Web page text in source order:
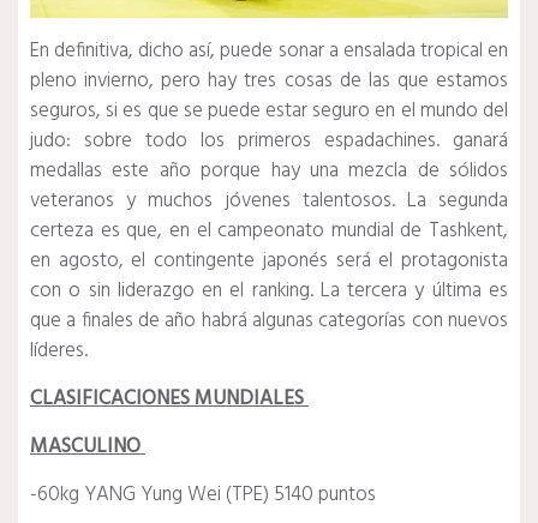
En definitiva, dicho así, puede sonar a ensalada tropical en
pleno invierno, pero hay tres cosas de las que estamos
seguros, si es que se puede estar seguro en el mundo del
judo: sobre todo los primeros espadachines. ganará
medallas este año porque hay una mezcla de sólidos
veteranos y muchos jóvenes talentosos. La segunda
certeza es que, en el campeonato mundial de Tashkent,
en agosto, el contingente japonés será el protagonista
con o sin liderazgo en el ranking. La tercera y última es
que a finales de año habrá algunas categorías con nuevos
líderes.
CLASIFICACIONES MUNDIALES
MASCULINO
-60kg YANG Yung Wei (TPE) 5140 puntos